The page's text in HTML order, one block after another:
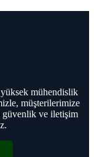
mühendislik
müşterilerimize
güvenlik ve iletişim